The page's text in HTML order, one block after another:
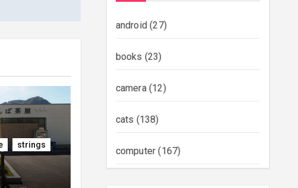
strings
android(27)
books (23)
camera(12)
cats (138)
computer (167)